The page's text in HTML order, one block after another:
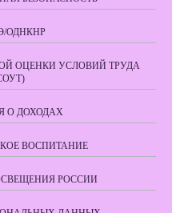
ОДНКНР
ОЦЕНКИ УСЛОВИЙ ТРУДА
О ДОХОДАХ
ВОСПИТАНИЕ
РОССИИ